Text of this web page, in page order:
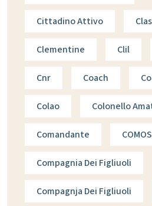
Cittadino Attivo
Clementine Clil
Cnr Coach
Colao Colonello
Comandante COMOS
Compagnia Dei Figliuoli
Compagnja Dei Figliuoli